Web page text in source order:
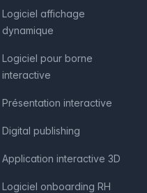
Logiciel affichage
dynamique
Logiciel pour borne
interactive
Présentation interactive
Digital publishing
Application interactive 3D
Logiciel onboarding RH